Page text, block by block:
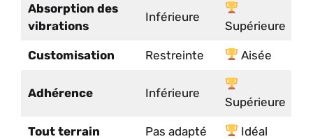
Absorption des
vibrations
Inférieure
Supérieure
Customisation Restreinte Aisée
Adhérence Inférieure
Supérieure
Tout terrain Pas adapté Idéal